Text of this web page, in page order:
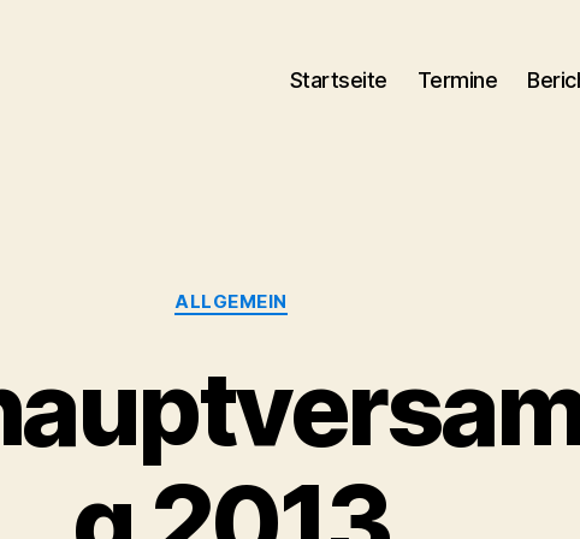
Startseite Termine
Kategorien
ALLGEMEIN